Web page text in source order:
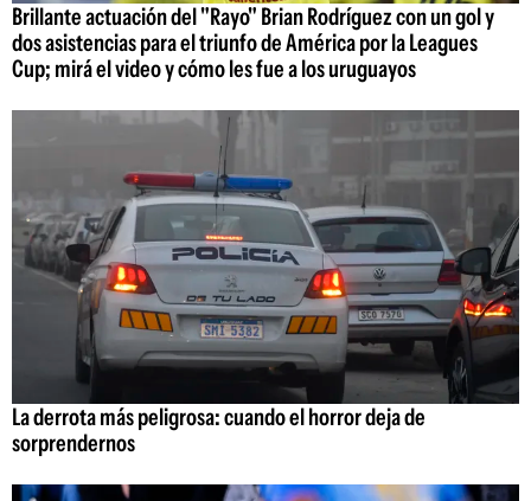
Brillante actuación del "Rayo" Brian Rodríguez con un gol y
dos asistencias para el triunfo de América por la Leagues
Cup; mirá el video y cómo les fue a los uruguayos
La derrota más peligrosa: cuando el horror deja de
sorprendernos